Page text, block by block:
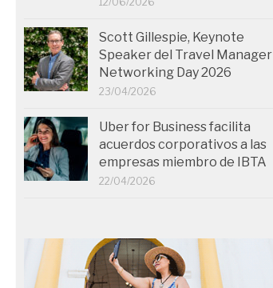
Scott Gillespie, Keynote
Speaker del Travel Manager
Networking Day 2026
23/04/2026
Uber for Business facilita
acuerdos corporativos a las
empresas miembro de IBTA
22/04/2026